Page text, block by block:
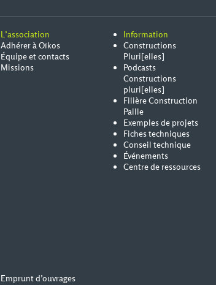
L’association
Adhérer à Oïkos
Équipe et contacts
Missions
Information
Constructions
Pluri[elles]
Podcasts
Constructions
pluri[elles]
Filière Construction
Paille
Exemples de projets
Fiches techniques
Conseil technique
Événements
Centre de ressources
Emprunt d’ouvrages